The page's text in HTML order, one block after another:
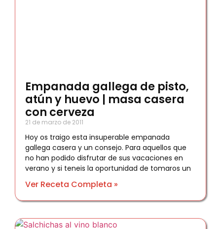
Empanada gallega de pisto,
atún y huevo | masa casera
con cerveza
21 de marzo de 2011
Hoy os traigo esta insuperable empanada
gallega casera y un consejo. Para aquellos que
no han podido disfrutar de sus vacaciones en
verano y si teneis la oportunidad de tomaros un
Ver Receta Completa »